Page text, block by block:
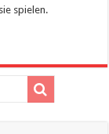
spielen.